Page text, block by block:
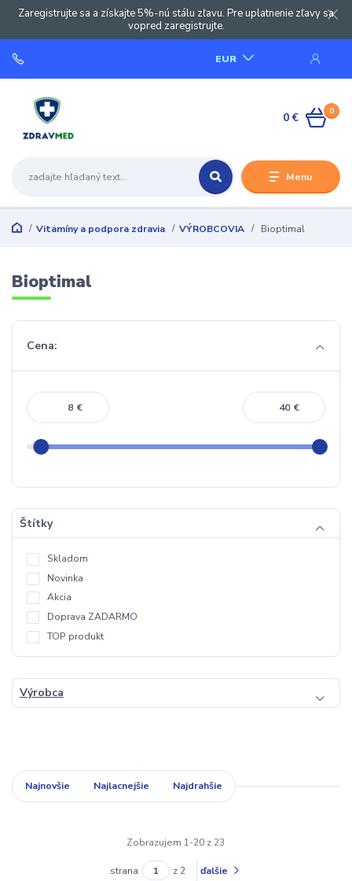
Zaregistrujte sa a získajte 5%-nú stálu zľavu. Pre uplatnenie zľavy sa
vopred zaregistrujte.
Menu
EUR
0
0 €
Vitamíny a podpora zdravia VÝROBCOVIA Bioptimal
Bioptimal
Cena:
€ €
Štítky
Skladom
Novinka
Akcia
Doprava ZADARMO
TOP produkt
Výrobca
Najnovšie Najlacnejšie Najdrahšie
Zobrazujem 1-20 z 23
strana z 2 ďalšie